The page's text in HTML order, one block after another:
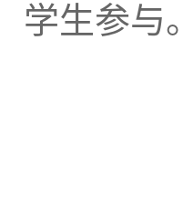
学生参与。